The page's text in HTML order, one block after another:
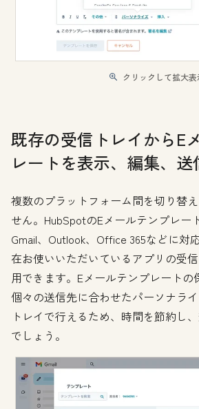
クリックして拡大表
既存の受信トレイからE
レートを表示、編集、送
複数のプラットフォーム間を切り替
せん。HubSpotのEメールテンプレー
Gmail、Outlook、Office 365などに対
在お使いいただいているアプリの受
用できます。Eメールテンプレートの
個々の送信先に合わせたパーソナラ
トレイで行えるため、時間を節約し
でしょう。